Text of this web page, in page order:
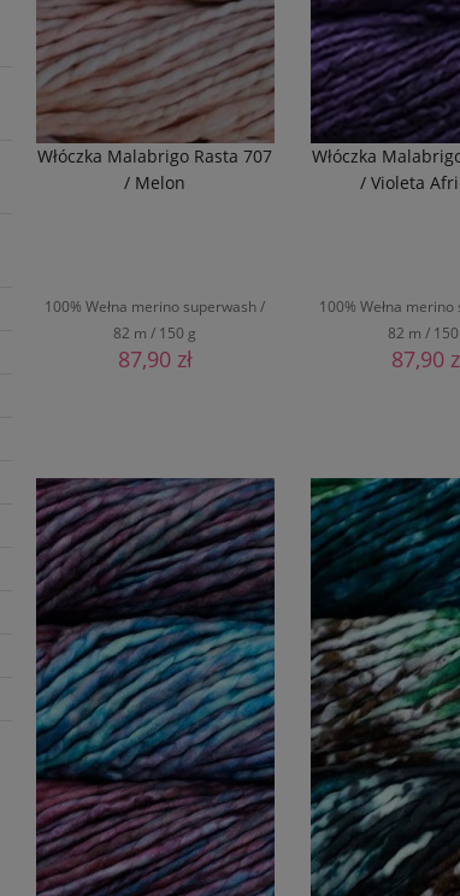
Włóczka Malabrigo Rasta 707
/ Melon
100% Wełna merino superwash /
82 m / 150 g
87,90 zł
Włóczka
/ Violeta
100% Wełna
82 m /
87,90